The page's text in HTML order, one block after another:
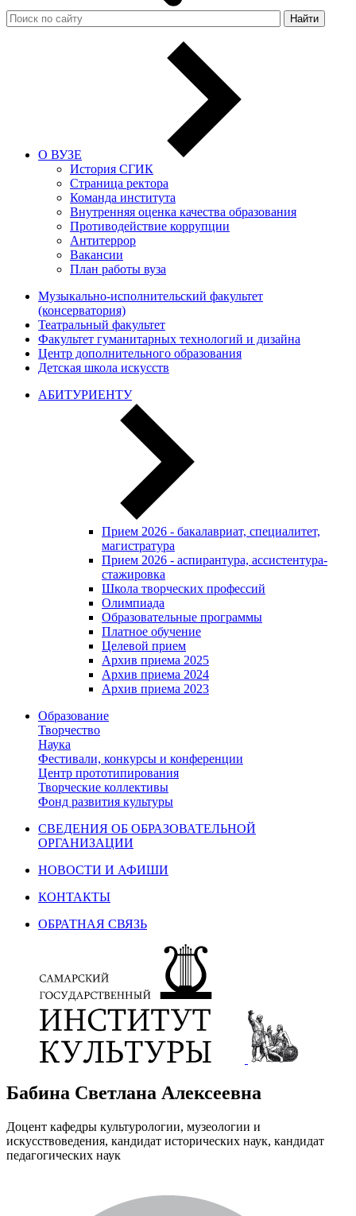
Найти
О ВУЗЕ
История СГИК
Страница ректора
Команда института
Внутренняя оценка качества образования
Противодействие коррупции
Антитеррор
Вакансии
План работы вуза
Музыкально-исполнительский факультет
(консерватория)
Театральный факультет
Факультет гуманитарных технологий и дизайна
Центр дополнительного образования
Детская школа искусств
АБИТУРИЕНТУ
Прием 2026 - бакалавриат, специалитет,
магистратура
Прием 2026 - аспирантура, ассистентура-
стажировка
Школа творческих профессий
Олимпиада
Образовательные программы
Платное обучение
Целевой прием
Архив приема 2025
Архив приема 2024
Архив приема 2023
Образование
Творчество
Наука
Фестивали, конкурсы и конференции
Центр прототипирования
Творческие коллективы
Фонд развития культуры
СВЕДЕНИЯ ОБ ОБРАЗОВАТЕЛЬНОЙ
ОРГАНИЗАЦИИ
НОВОСТИ И АФИШИ
КОНТАКТЫ
ОБРАТНАЯ СВЯЗЬ
Бабина Светлана Алексеевна
Доцент кафедры культурологии, музеологии и
искусствоведения, кандидат исторических наук, кандидат
педагогических наук